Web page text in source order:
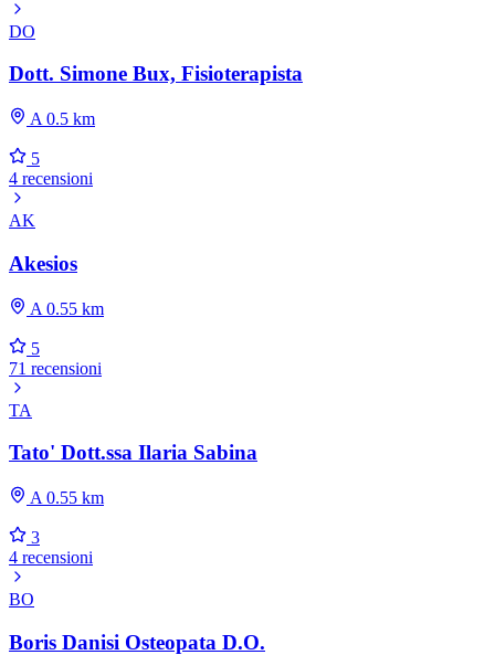
DO
Dott. Simone Bux, Fisioterapista
A 0.5 km
5
4 recensioni
AK
Akesios
A 0.55 km
5
71 recensioni
TA
Tato' Dott.ssa Ilaria Sabina
A 0.55 km
3
4 recensioni
BO
Boris Danisi Osteopata D.O.